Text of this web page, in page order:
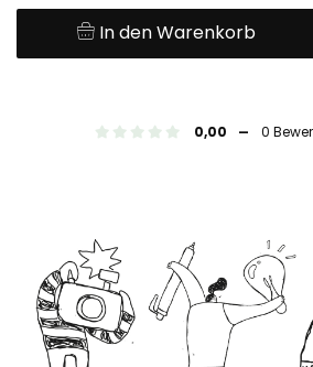
In den Warenkorb
0,00 - 0